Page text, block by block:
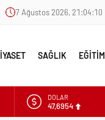
7 Ağustos 2026, 21:04:11
SAĞLIK EĞİTİM
DOLAR
47,6954